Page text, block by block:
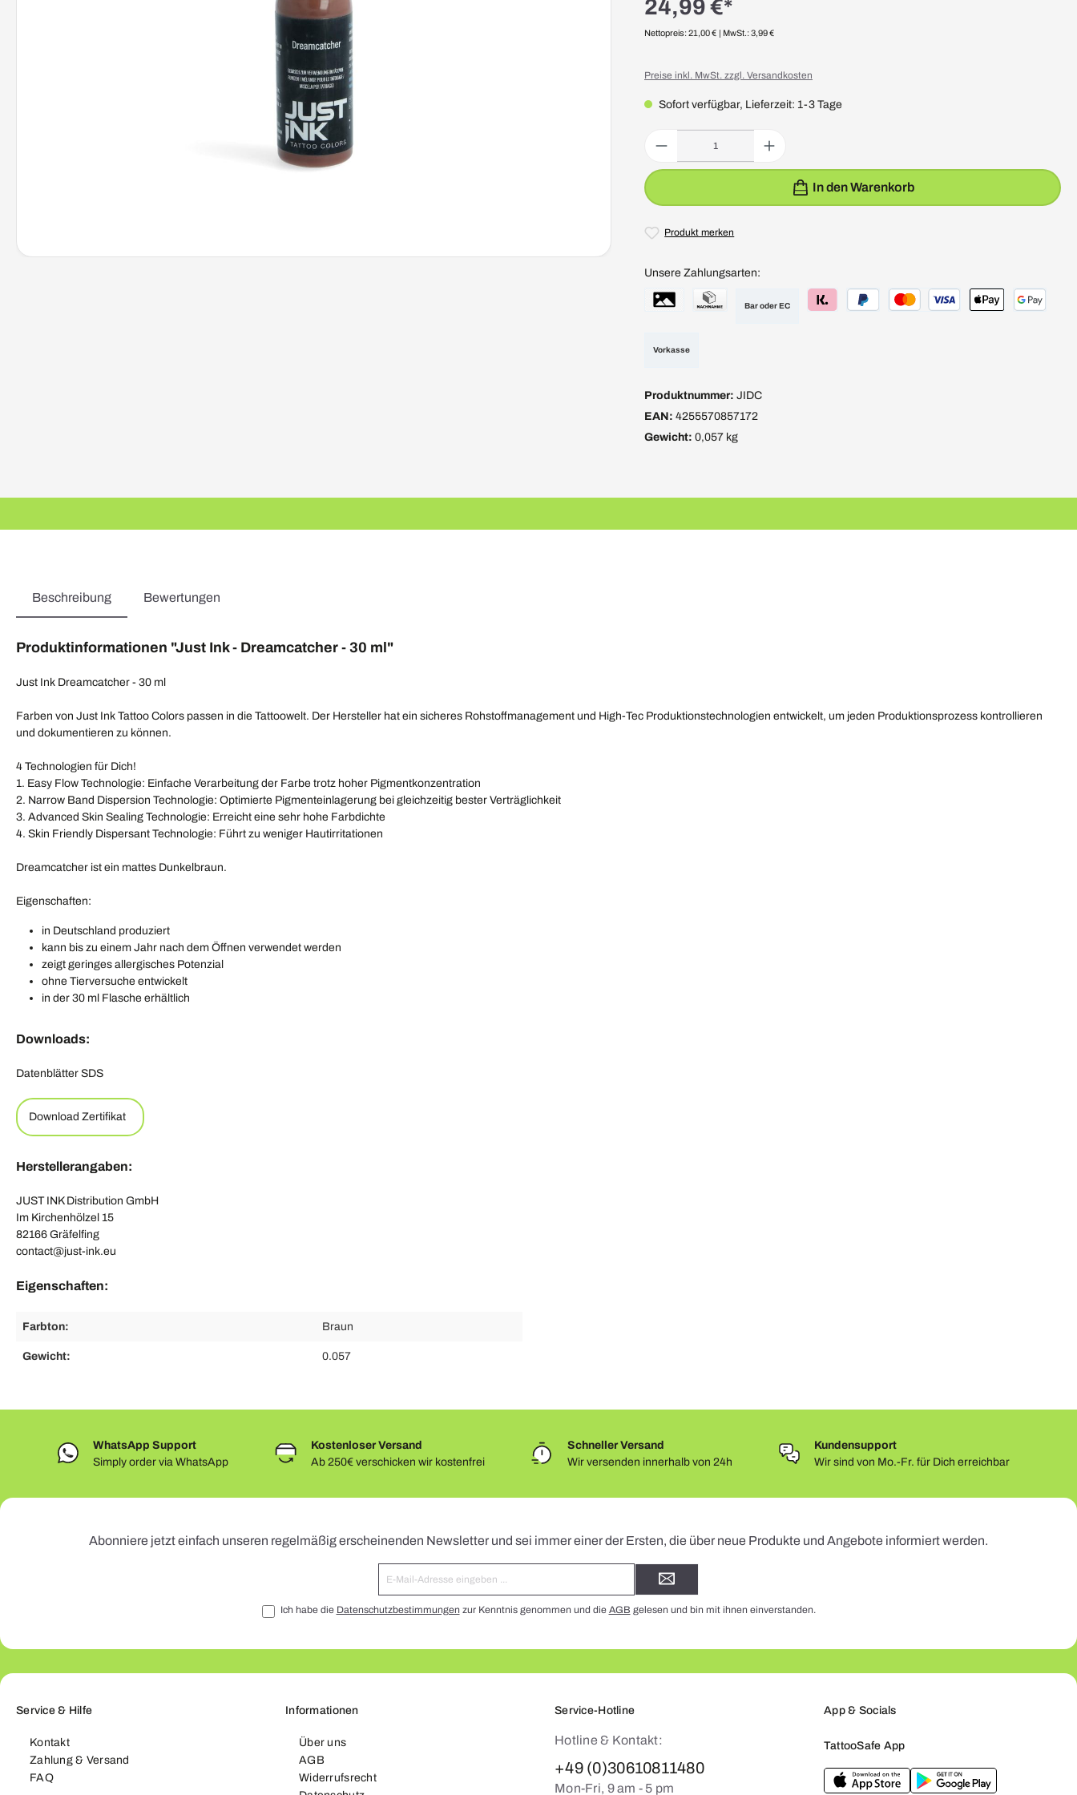
24,99 €*
Nettopreis: 21,00 € | MwSt.: 3,99 €
Preise inkl. MwSt. zzgl. Versandkosten
Sofort verfügbar, Lieferzeit: 1-3 Tage
In den Warenkorb
Produkt merken
Unsere Zahlungsarten:
Vorkasse
Bar oder EC
Produktnummer: JIDC
EAN: 4255570857172
Gewicht: 0,057 kg
Beschreibung Bewertungen
Produktinformationen "Just Ink - Dreamcatcher - 30 ml"
Just Ink Dreamcatcher - 30 ml
Farben von Just Ink Tattoo Colors passen in die Tattoowelt. Der Hersteller hat ein sicheres Rohstoffmanagement und High-Tec Produktionstechnologien entwickelt, um jeden Produktionsprozess kontrollieren
und dokumentieren zu können.
4 Technologien für Dich!
1. Easy Flow Technologie: Einfache Verarbeitung der Farbe trotz hoher Pigmentkonzentration
2. Narrow Band Dispersion Technologie: Optimierte Pigmenteinlagerung bei gleichzeitig bester Verträglichkeit
3. Advanced Skin Sealing Technologie: Erreicht eine sehr hohe Farbdichte
4. Skin Friendly Dispersant Technologie: Führt zu weniger Hautirritationen
Dreamcatcher ist ein mattes Dunkelbraun.
Eigenschaften:
in Deutschland produziert
kann bis zu einem Jahr nach dem Öffnen verwendet werden
zeigt geringes allergisches Potenzial
ohne Tierversuche entwickelt
in der 30 ml Flasche erhältlich
Downloads:
Datenblätter SDS
Download Zertifikat
Herstellerangaben:
JUST INK Distribution GmbH
Im Kirchenhölzel 15
82166 Gräfelfing
contact@just-ink.eu
Eigenschaften:
Farbton: Braun
Gewicht: 0.057
WhatsApp Support
Simply order via WhatsApp
Kostenloser Versand
Ab 250€ verschicken wir kostenfrei
Schneller Versand
Wir versenden innerhalb von 24h
Kundensupport
Wir sind von Mo.-Fr. für Dich erreichbar
Abonniere jetzt einfach unseren regelmäßig erscheinenden Newsletter und sei immer einer der Ersten, die über neue Produkte und Angebote informiert werden.
Ich habe die Datenschutzbestimmungen zur Kenntnis genommen und die AGB gelesen und bin mit ihnen einverstanden.
App & Socials
TattooSafe App
Service & Hilfe
Kontakt
Zahlung & Versand
FAQ
Informationen
Über uns
AGB
Widerrufsrecht
Service-Hotline
Hotline & Kontakt:
+49 (0)30610811480
Mon-Fri, 9 am - 5 pm